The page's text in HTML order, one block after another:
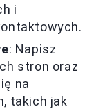
i
: Napisz
stron oraz
na
takich jak